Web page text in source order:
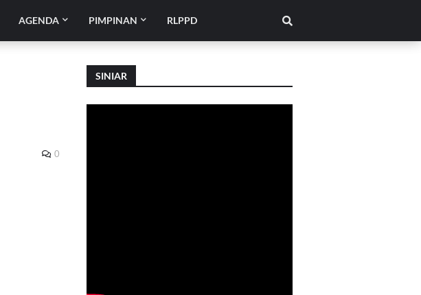
AGENDA PIMPINAN RLPPD
0
SINIAR